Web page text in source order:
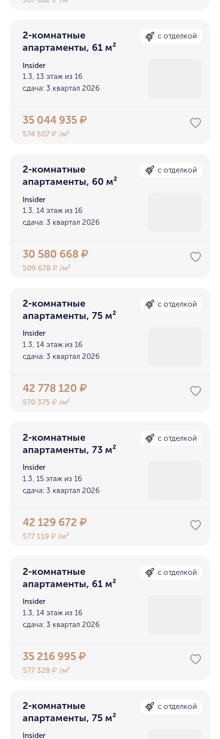
2-комнатные
апартаменты, 61 м²
с отделкой
Insider
1.3, 13 этаж из 16
сдача: 3 квартал 2026
35 044 935₽
574 507₽ /м²
2-комнатные
апартаменты, 60 м²
с отделкой
Insider
1.3, 14 этаж из 16
сдача: 3 квартал 2026
30 580 668₽
509 678₽ /м²
2-комнатные
апартаменты, 75 м²
с отделкой
Insider
1.3, 14 этаж из 16
сдача: 3 квартал 2026
42 778 120₽
570 375₽ /м²
2-комнатные
апартаменты, 73 м²
с отделкой
Insider
1.3, 15 этаж из 16
сдача: 3 квартал 2026
42 129 672₽
577 119₽ /м²
2-комнатные
апартаменты, 61 м²
с отделкой
Insider
1.3, 14 этаж из 16
сдача: 3 квартал 2026
35 216 995₽
577 328₽ /м²
2-комнатные
апартаменты, 75 м²
с отделкой
Insider